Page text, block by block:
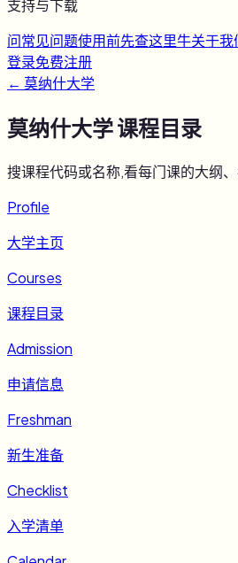
支持与下载
问常见问题使用前先查这里牛关于我
登录免费注册
← 莫纳什大学
莫纳什大学课程目录
搜课程代码或名称,看每门课的大纲、
Profile
大学主页
Courses
课程目录
Admission
申请信息
Freshman
新生准备
Checklist
入学清单